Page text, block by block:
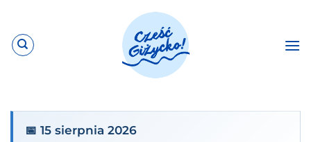
zawartości
📅 15 sierpnia 2026